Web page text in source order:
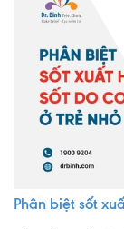
TRANG CHỦ
Phân biệt sốt